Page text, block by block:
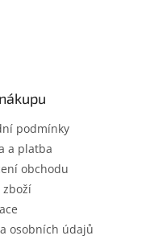
podmínky
a platba
obchodu
zboží
osobních údajů